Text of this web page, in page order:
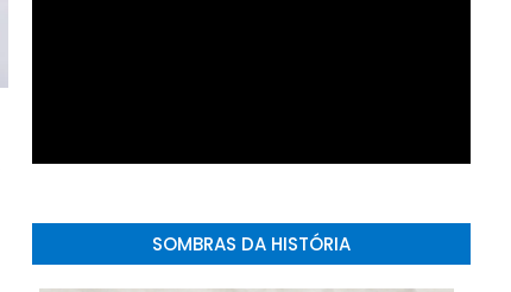
SOMBRAS DA HISTÓRIA